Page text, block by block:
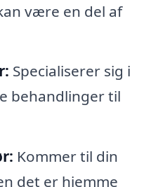
være en del af
Specialiserer sig i
behandlinger til
Kommer til din
det er hjemme